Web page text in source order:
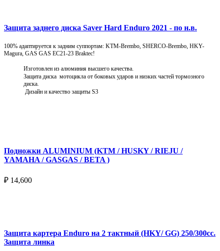
Защита заднего диска Saver Hard Enduro 2021 - по н.в.
100% адаптируется к задним суппортам: KTM-Brembo, SHERCO-Brembo, HKY-
Magura, GAS GAS EC21-23 Braktec!
Изготовлен из алюминия высшего качества.
Защита диска мотоцикла от боковых ударов и низких частей тормозного
диска.
Дизайн и качество защиты S3
Подножки ALUMINIUM (KTM / HUSKY / RIEJU /
YAMAHA / GASGAS / BETA )
₽ 14,600
Защита картера Enduro на 2 тактный (HKY/ GG) 250/300cc.
Защита линка